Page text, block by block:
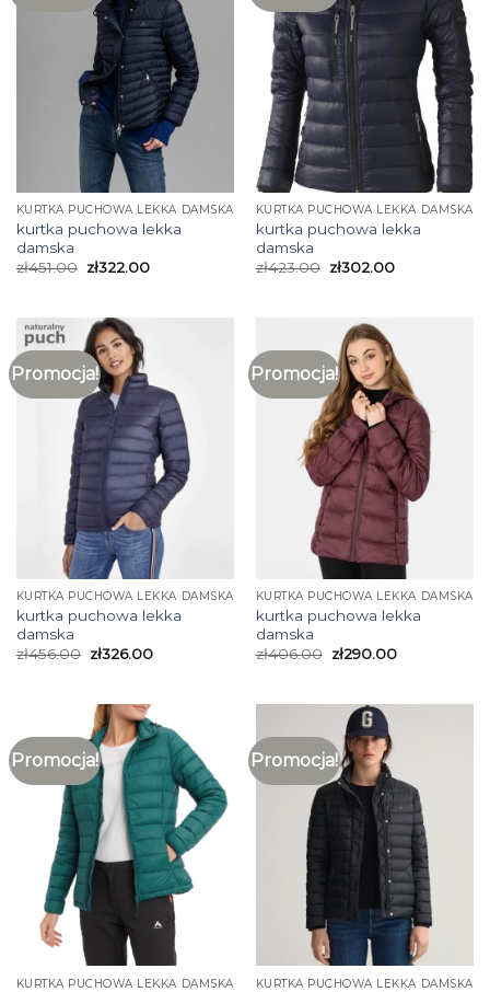
KURTKA PUCHOWA LEKKA DAMSKA
kurtka puchowa lekka
damska
zł451.00 zł322.00
KURTKA PUCHOWA LEKKA DAMSKA
kurtka puchowa lekka
damska
zł423.00 zł302.00
Promocja!
KURTKA PUCHOWA LEKKA DAMSKA
kurtka puchowa lekka
damska
zł456.00 zł326.00
Promocja!
KURTKA PUCHOWA LEKKA DAMSKA
kurtka puchowa lekka
damska
zł406.00 zł290.00
Promocja!
KURTKA PUCHOWA LEKKA DAMSKA
Promocja!
KURTKA PUCHOWA LEKKA DAMSKA